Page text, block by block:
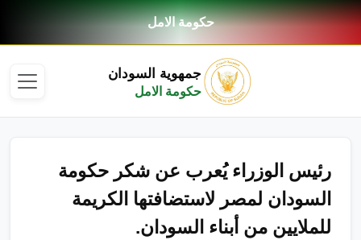
حكومة الامل
جمهوية السودان
حكومة الامل
رئيس الوزراء يُعرب عن شكر حكومة
السودان لمصر لاستضافتها الكريمة
للملايين من أبناء السودان.